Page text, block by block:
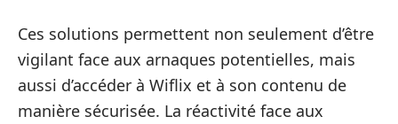
Ces solutions permettent non seulement d’être
vigilant face aux arnaques potentielles, mais
aussi d’accéder à Wiflix et à son contenu de
manière sécurisée. La réactivité face aux